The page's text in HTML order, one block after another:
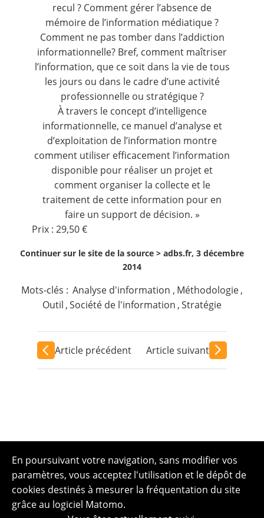
recul ? Comment gérer l’absence de
mémoire de l’information médiatique ?
Comment ne pas tomber dans l’addiction
informationnelle? Bref, comment maîtriser
l’information, que ce soit dans la vie de tous
les jours ou dans le cadre d’une activité
professionnelle ou stratégique ?
À travers le concept d’intelligence
informationnelle, ce manuel d’analyse et
d’exploitation de l’information montre
comment utiliser efficacement l’information
disponible pour réaliser un projet et
comment organiser la collecte et le
traitement de cette information pour en
faire un support de décision. »
Prix : 29,50 €
Continuer sur le site de la source > adbs.fr, 3 décembre
2014
Mots-clés : Analyse d'information , Méthodologie,
Outil ,Société de l'information ,Stratégie
Article précédent Article suivant
En poursuivant votre navigation, sans modifier vos
paramètres, vous acceptez l'utilisation et le dépôt de
cookies destinés à mesurer la fréquentation du site
grâce au logiciel Matomo.